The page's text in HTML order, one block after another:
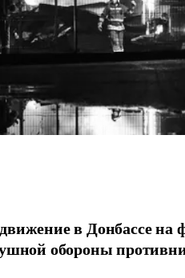
в Донбассе на
обороны